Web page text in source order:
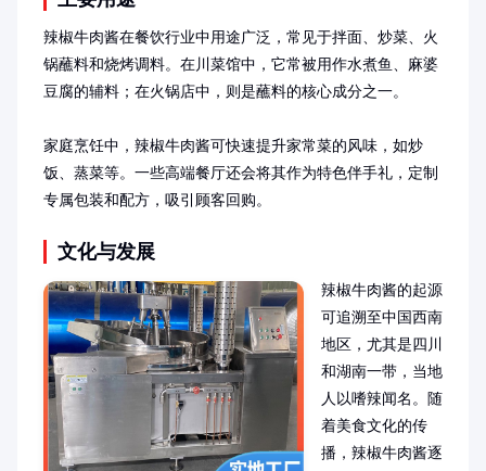
辣椒牛肉酱在餐饮行业中用途广泛，常见于拌面、炒菜、火
锅蘸料和烧烤调料。在川菜馆中，它常被用作水煮鱼、麻婆
豆腐的辅料；在火锅店中，则是蘸料的核心成分之一。
家庭烹饪中，辣椒牛肉酱可快速提升家常菜的风味，如炒
饭、蒸菜等。一些高端餐厅还会将其作为特色伴手礼，定制
专属包装和配方，吸引顾客回购。
文化与发展
辣椒牛肉酱的起源
可追溯至中国西南
地区，尤其是四川
和湖南一带，当地
人以嗜辣闻名。随
着美食文化的传
播，辣椒牛肉酱逐